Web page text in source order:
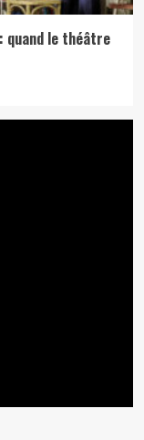
quand le théâtre